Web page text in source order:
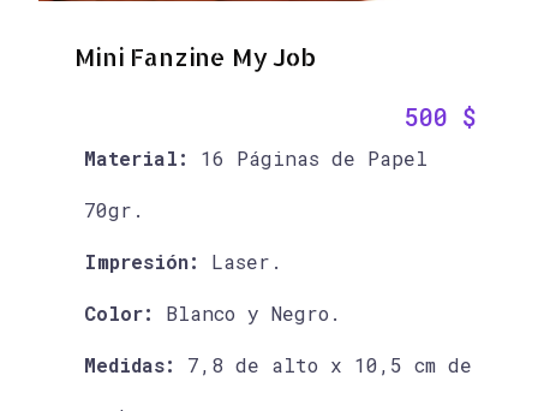
Mini Fanzine My Job
500 $
Material: 16 Páginas de Papel
70gr.
Impresión: Laser.
Color: Blanco y Negro.
Medidas: 7,8 de alto x 10,5 cm de